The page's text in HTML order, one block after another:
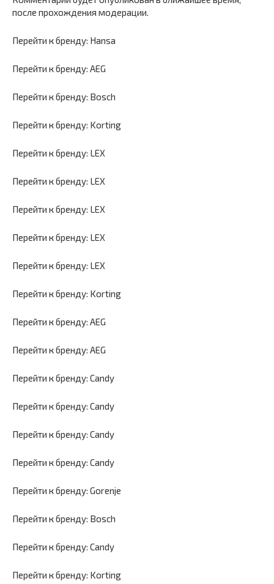
после прохождения модерации.
Перейти к бренду: Hansa
Перейти к бренду: AEG
Перейти к бренду: Bosch
Перейти к бренду: Korting
Перейти к бренду: LEX
Перейти к бренду: LEX
Перейти к бренду: LEX
Перейти к бренду: LEX
Перейти к бренду: LEX
Перейти к бренду: Korting
Перейти к бренду: AEG
Перейти к бренду: AEG
Перейти к бренду: Candy
Перейти к бренду: Candy
Перейти к бренду: Candy
Перейти к бренду: Candy
Перейти к бренду: Gorenje
Перейти к бренду: Bosch
Перейти к бренду: Candy
Перейти к бренду: Korting